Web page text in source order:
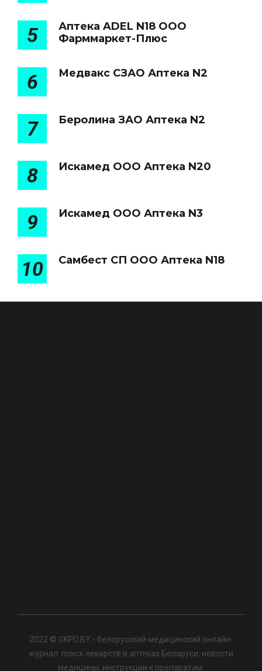
5
Аптека ADEL N18 ООО
Фарммаркет-Плюс
6 Медвакс СЗАО Аптека N2
7 Беролина ЗАО Аптека N2
8 Искамед ООО Аптека N20
9 Искамед ООО Аптека N3
10 Самбест СП ООО Аптека N18
2022 © GKPD.BY - белорусский медицинский онлайн-
журнал: поиск лекарств в аптеках Беларуси, новости
медицины, инструкции к препаратам.